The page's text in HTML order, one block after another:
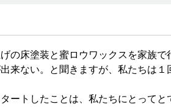
の床塗装と蜜ロウワックスを家族
ない。と聞きますが、私たちは１
ートしたことは、私たちにとって